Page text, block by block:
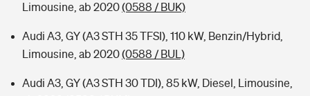
Limousine, ab 2020(0588 / BUK)
Audi A3, GY (A3 STH 35 TFSI), 110 kW, Benzin/Hybrid,
Limousine, ab 2020(0588 / BUL)
Audi A3, GY (A3 STH 30 TDI), 85 kW, Diesel, Limousine,